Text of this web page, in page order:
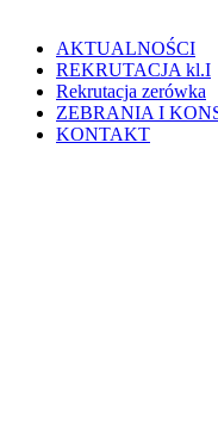
AKTUALNOŚCI
REKRUTACJA kl.I
Rekrutacja zerówka
ZEBRANIA I
KONTAKT